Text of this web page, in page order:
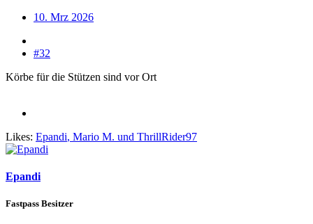
10. Mrz 2026
#32
Körbe für die Stützen sind vor Ort
Likes: Epandi, Mario M. und ThrillRider97
Epandi
Fastpass Besitzer